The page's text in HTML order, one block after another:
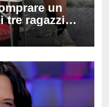
un
tre ragazzi
li invita
li